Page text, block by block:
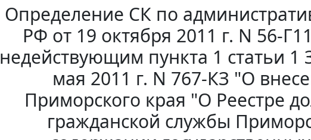
Определение СК по
РФ от 19 октября 2011 г. N 56-
недействующим пункта 1 статьи 1
мая 2011 г. N 767-КЗ "О
Приморского края "О Реестре
гражданской службы